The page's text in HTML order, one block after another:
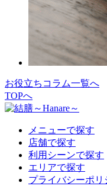
お役立ちコラム一覧へ
TOPへ
メニューで探す
店舗で探す
利用シーンで探す
エリアで探す
プライバシーポリ